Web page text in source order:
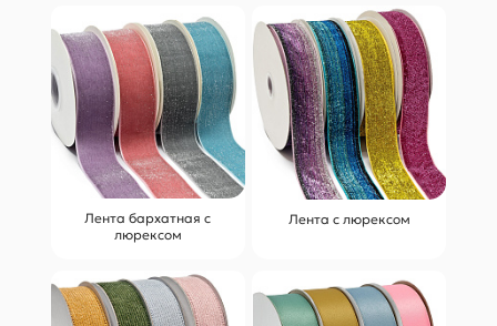
Лента бархатная с
люрексом
Лента с люрексом